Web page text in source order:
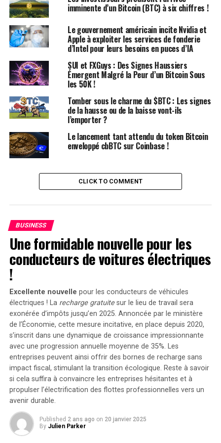
dollars.
Le gouvernement américain
a déposé 58,74 $BTC
(3,96M$) sur
#CoinbasePrime il y a 7
heures.
Jusqu’à présent en 2024, le
gouvernement américain a
déplacé 6 261 $BTC à
environ 62 538 $ (392M$),
principalement après la
hausse des prix fin février.
Parmi ces tokens, 5 999
$BTC (376M$) ont été
envoyés à Coinbase.
Le gouvernement
américain…
pic.twitter.com/T2o9YKPY10
— Spot On Chain
(@spotonchain) 23 juillet
2024
Parallèlement, Mt. Gox
a également été actif,
transférant 2 239 BTC, d’une valeur de 149 millions de
dollars, vers Bitstamp aujourd’hui. Cela fait partie de
imminente d’un Bitcoin (BTC) à six chiffres !
Le gouvernement américain incite Nvidia et
Apple à exploiter les services de fonderie
d’Intel pour leurs besoins en puces d’IA
SUI et FXGuys : Des Signes Haussiers
Émergent Malgré la Peur d’un Bitcoin Sous
les 50K !
Tomber sous le charme du $BTC : Les signes
de la hausse ou de la baisse vont-ils
l’emporter ?
Le lancement tant attendu du token Bitcoin
enveloppé cbBTC sur Coinbase !
CLICK TO COMMENT
BUSINESS
Une formidable nouvelle pour les
conducteurs de voitures électriques
!
Excellente nouvelle pour les conducteurs de véhicules
électriques ! La recharge gratuitesur le lieu de travail sera
exonérée d’impôts jusqu’en 2025. Annoncée par le ministère
de l’Économie, cette mesure incitative, en place depuis 2020,
s’inscrit dans une dynamique de croissance impressionnante
avec une progression annuelle moyenne de 35%. Les
entreprises peuvent ainsi offrir des bornes de recharge sans
impact fiscal, stimulant la transition écologique. Reste à savoir
si cela suffira à convaincre les entreprises hésitantes et à
propulser l’électrification des flottes professionnelles vers un
avenir durable.
Published 2 ans ago on 20 janvier 2025
By Julien Parker